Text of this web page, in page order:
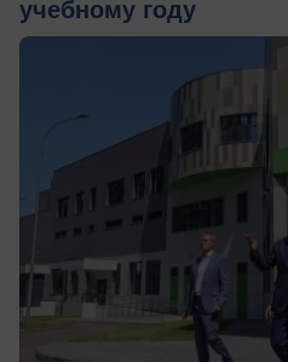
учебному году